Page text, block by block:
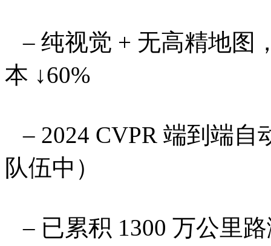
– 纯视觉 + 无高精地图
本 ↓60%
– 2024 CVPR 端到端自
队伍中）
– 已累积 1300 万公里